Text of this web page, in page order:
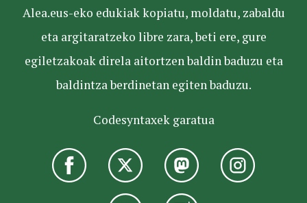
Alea.eus-eko edukiak kopiatu, moldatu, zabaldu
eta argitaratzeko libre zara, beti ere, gure
egiletzakoak direla aitortzen baldin baduzu eta
baldintza berdinetan egiten baduzu.
Codesyntaxek garatua